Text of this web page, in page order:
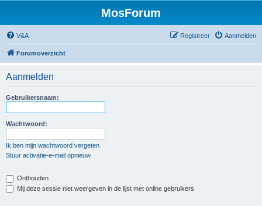
MosForum
V&A Aanmelden
Registreer
Forumoverzicht
Aanmelden
Gebruikersnaam:
Wachtwoord:
Ik ben mijn wachtwoord vergeten
Stuur activatie-e-mail opnieuw
Onthouden
Mij deze sessie niet weergeven in de lijst met online gebruikers